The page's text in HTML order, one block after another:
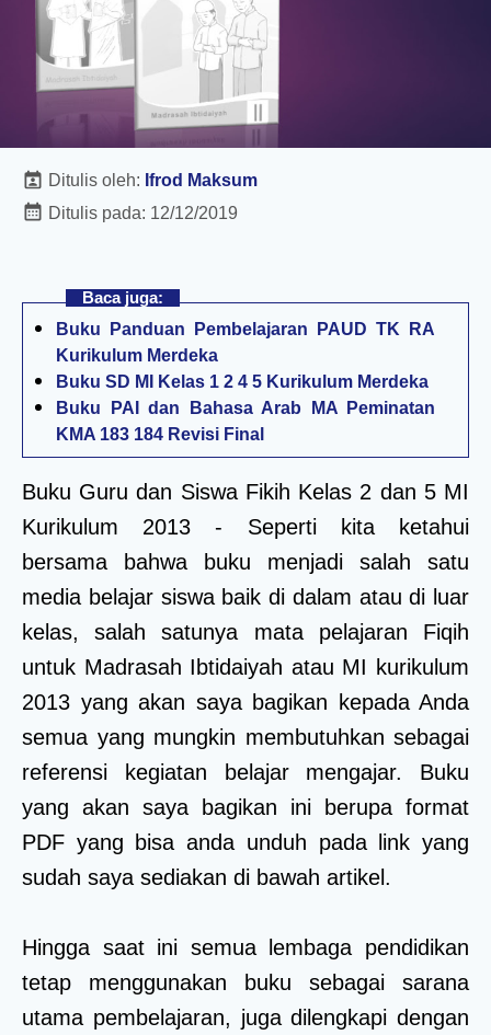
Ditulis oleh: Ifrod Maksum
Ditulis pada: 12/12/2019
Baca juga:
Buku Panduan Pembelajaran PAUD TK RA
Kurikulum Merdeka
Buku SD MI Kelas 1 2 4 5 Kurikulum Merdeka
Buku PAI dan Bahasa Arab MA Peminatan
KMA 183 184 Revisi Final
Buku Guru dan Siswa Fikih Kelas 2 dan 5 MI
Kurikulum 2013 - Seperti kita ketahui
bersama bahwa buku menjadi salah satu
media belajar siswa baik di dalam atau di luar
kelas, salah satunya mata pelajaran Fiqih
untuk Madrasah Ibtidaiyah atau MI kurikulum
2013 yang akan saya bagikan kepada Anda
semua yang mungkin membutuhkan sebagai
referensi kegiatan belajar mengajar. Buku
yang akan saya bagikan ini berupa format
PDF yang bisa anda unduh pada link yang
sudah saya sediakan di bawah artikel.
Hingga saat ini semua lembaga pendidikan
tetap menggunakan buku sebagai sarana
utama pembelajaran, juga dilengkapi dengan